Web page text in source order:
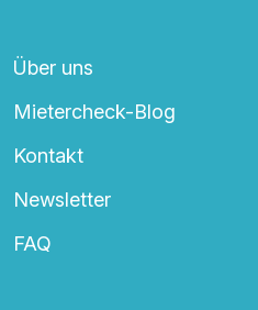
Über uns
Mietercheck-Blog
Kontakt
Newsletter
FAQ